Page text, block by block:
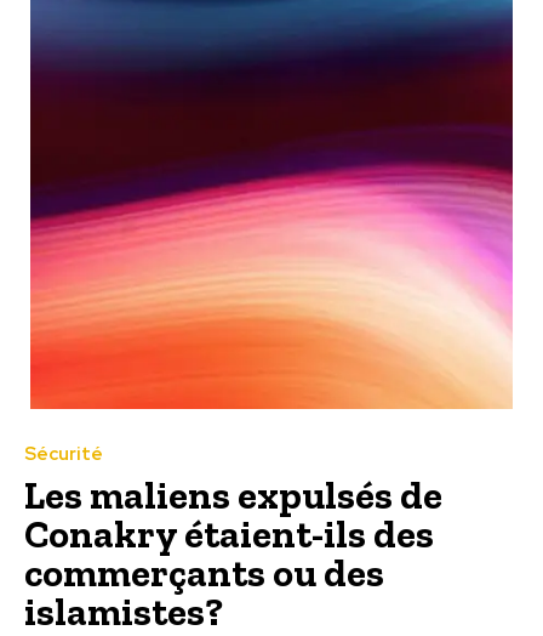
Sécurité
Les maliens expulsés de
Conakry étaient-ils des
commerçants ou des
islamistes?